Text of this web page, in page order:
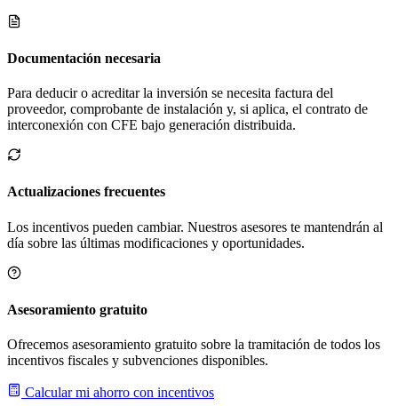
Documentación necesaria
Para deducir o acreditar la inversión se necesita factura del
proveedor, comprobante de instalación y, si aplica, el contrato de
interconexión con CFE bajo generación distribuida.
Actualizaciones frecuentes
Los incentivos pueden cambiar. Nuestros asesores te mantendrán al
día sobre las últimas modificaciones y oportunidades.
Asesoramiento gratuito
Ofrecemos asesoramiento gratuito sobre la tramitación de todos los
incentivos fiscales y subvenciones disponibles.
Calcular mi ahorro con incentivos